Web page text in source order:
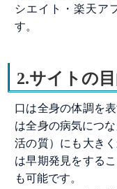
シエイト・楽天ア
す。
2.サイトの
口は全身の体調を
は全身の病気につ
活の質）にも大き
は早期発見をする
も可能です。